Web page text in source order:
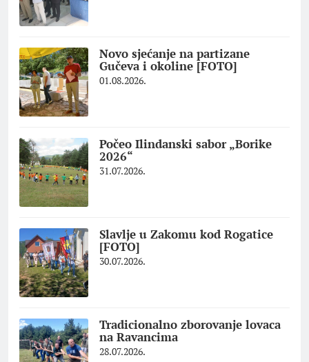
Novo sjećanje na partizane
Gučeva i okoline [FOTO]
01.08.2026.
Počeo Ilindanski sabor „Borike
2026“
31.07.2026.
Slavlje u Zakomu kod Rogatice
[FOTO]
30.07.2026.
Tradicionalno zborovanje lovaca
na Ravancima
28.07.2026.